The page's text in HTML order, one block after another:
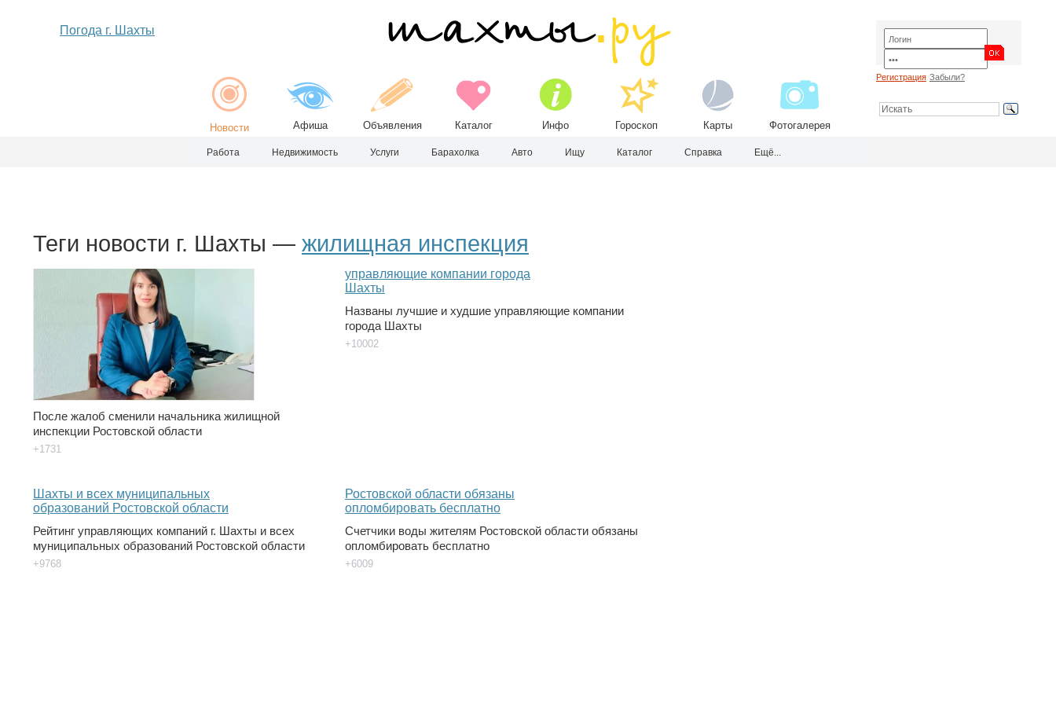
Погода г. Шахты
Новости Афиша Объявления Каталог Инфо Гороскоп Карты Фотогалерея
Регистрация Забыли?
Работа Недвижимость Услуги Барахолка Авто Ищу Каталог Справка Ещё...
Теги новости г. Шахты — жилищная инспекция
После жалоб сменили начальника жилищной
инспекции Ростовской области
+1731
Названы лучшие и худшие управляющие компании
города Шахты
+10002
Рейтинг управляющих компаний г. Шахты и всех
муниципальных образований Ростовской области
+9768
Счетчики воды жителям Ростовской области обязаны
опломбировать бесплатно
+6009